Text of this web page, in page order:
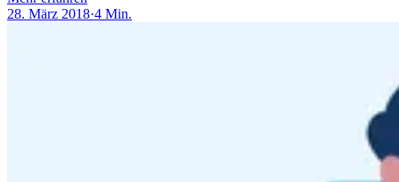
28. März 2018·4 Min.